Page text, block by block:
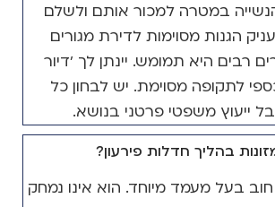
במטרה למכור אותם ולשלם
הגנות מסוימות לדירת מגורים
רבים היא תמומש. יינתן לך 'דיור
לתקופה מסוימת. יש לבחון כל
ייעוץ משפטי פרטני בנושא.
בהליך חדלות פירעון?
חוב בעל מעמד מיוחד. הוא אינו נמחק